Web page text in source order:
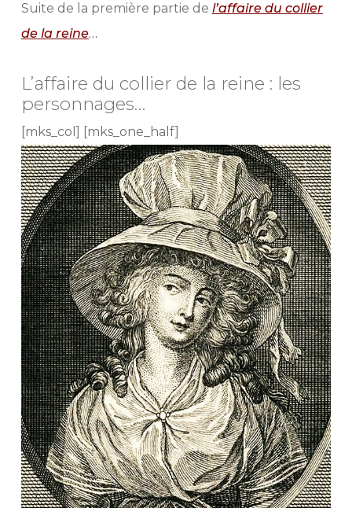
Suite de la première partie de l’affaire du collier
de la reine…
L’affaire du collier de la reine : les
personnages…
[mks_col] [mks_one_half]